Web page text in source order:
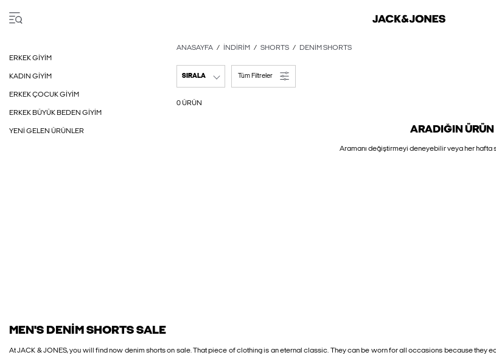
ERKEK GIYIM
KADIN GIYIM
ERKEK ÇOCUK GIYIM
ERKEK BÜYÜK BEDEN GIYIM
YENI GELEN ÜRÜNLER
ANASAYFA İNDIRIM SHORTS DENIM SHORTS
SIRALA Tüm Filtreler
0 ÜRÜN
ARADIĞIN
Aramanı değiştirmeyi deneyebilir veya her
MEN'S DENIM SHORTS SALE
At JACK & JONES, you will find now denim shorts on sale. That piece of clothing is an eternal classic. They can be worn for all occasions because they